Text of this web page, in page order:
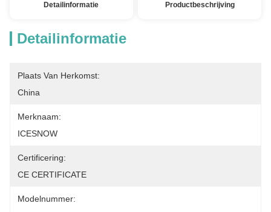
Detailinformatie Productbeschrijving
Detailinformatie
Plaats Van Herkomst:
China
Merknaam:
ICESNOW
Certificering:
CE CERTIFICATE
Modelnummer: